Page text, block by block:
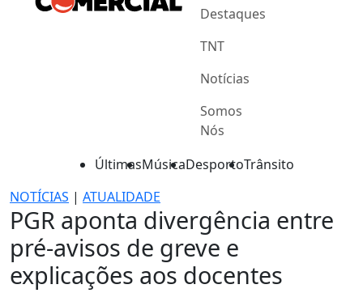
Destaques
TNT
Notícias
Somos
Nós
ÚltimasMúsicaDesportoTrânsito
NOTÍCIAS | ATUALIDADE
PGR aponta divergência entre
pré-avisos de greve e
explicações aos docentes